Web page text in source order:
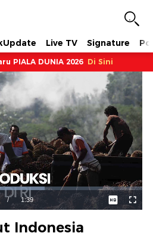
Live TV Signature
PIALA DUNIA 2026 Di Sini
/ Durasi
1:39
Indonesia